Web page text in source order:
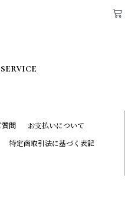
問
お支払いについて
特定商取引法に基づく表記